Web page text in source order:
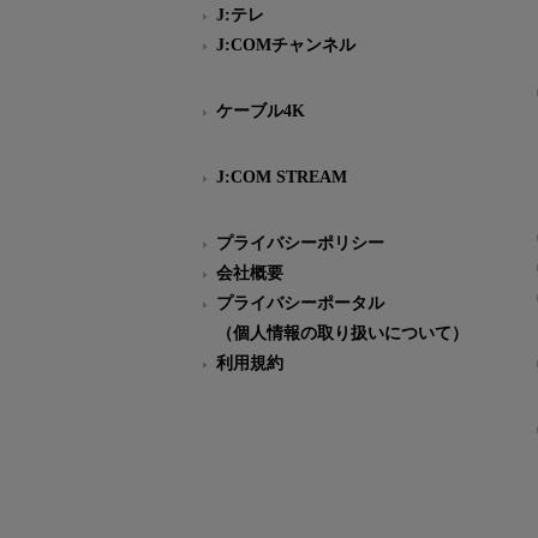
J:テレ
J:COMチャンネル
ケーブル4K
J:COM STREAM
プライバシーポリシー
会社概要
プライバシーポータル
（個人情報の取り扱いについて）
利用規約